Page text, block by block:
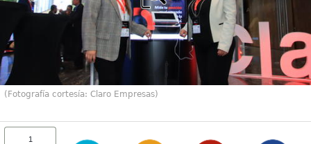
(Fotografía cortesía: Claro Empresas)
1